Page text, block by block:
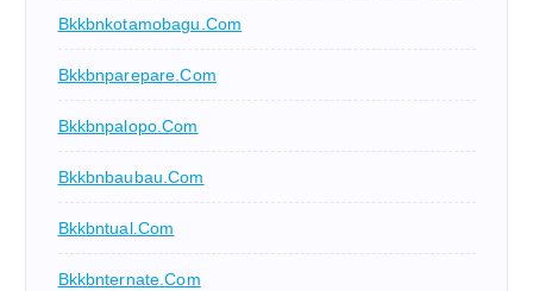
Bkkbnkotamobagu.com
Bkkbnparepare.com
Bkkbnpalopo.com
Bkkbnbaubau.com
Bkkbntual.com
Bkkbnternate.com